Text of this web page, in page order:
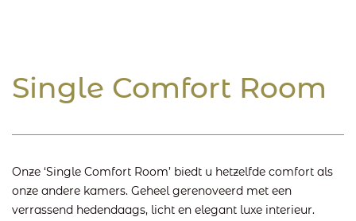
Single Comfort Room
Onze ‘Single Comfort Room’ biedt u hetzelfde comfort als
onze andere kamers. Geheel gerenoveerd met een
verrassend hedendaags, licht en elegant luxe interieur.